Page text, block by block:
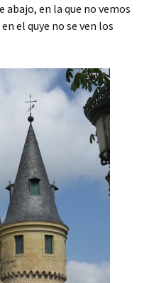
en la que no vemos
el quye no se ven los